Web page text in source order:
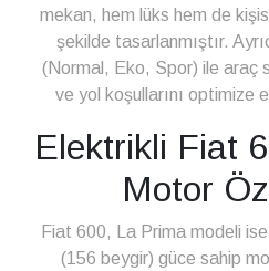
mekan, hem lüks hem de
şekilde tasarlanmıştır.
(Normal, Eko, Spor) ile araç
ve yol koşullarını optimize
Elektrikli Fiat
Motor
Fiat 600, La Prima modeli
(156 beygir) güce sahip